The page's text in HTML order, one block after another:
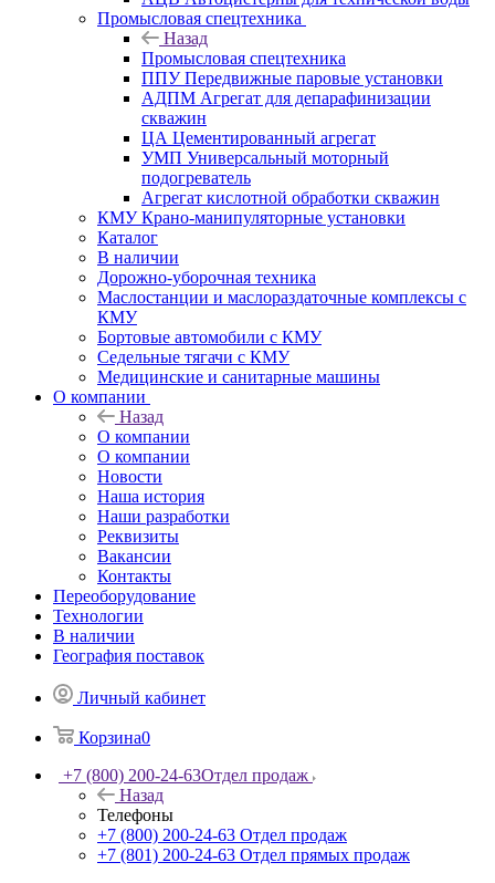
Промысловая спецтехника
Назад
Промысловая спецтехника
ППУ Передвижные паровые установки
АДПМ Агрегат для депарафинизации
скважин
ЦА Цементированный агрегат
УМП Универсальный моторный
подогреватель
Агрегат кислотной обработки скважин
КМУ Крано-манипуляторные установки
Каталог
В наличии
Дорожно-уборочная техника
Маслостанции и маслораздаточные комплексы с
КМУ
Бортовые автомобили с КМУ
Седельные тягачи с КМУ
Медицинские и санитарные машины
О компании
Назад
О компании
О компании
Новости
Наша история
Наши разработки
Реквизиты
Вакансии
Контакты
Переоборудование
Технологии
В наличии
География поставок
Личный кабинет
Корзина0
+7 (800) 200-24-63Отдел продаж
Назад
Телефоны
+7 (800) 200-24-63 Отдел продаж
+7 (801) 200-24-63 Отдел прямых продаж